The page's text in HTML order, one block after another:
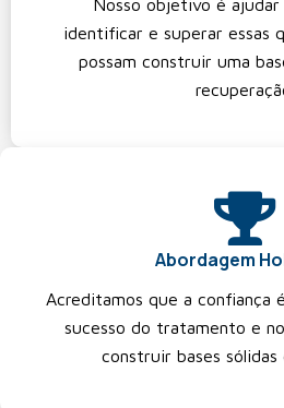
Nosso objetivo é
identificar e superar essas
possam construir uma
Abordagem
Acreditamos que a confiança
sucesso do tratamento e
construir bases sólidas